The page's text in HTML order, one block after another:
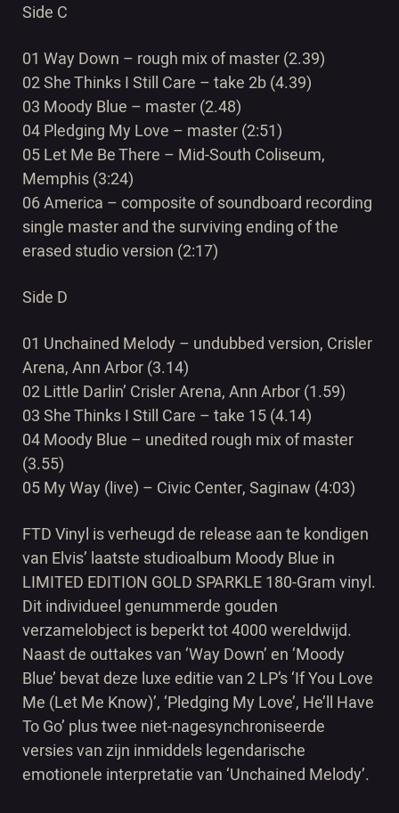
Side C
01 Way Down – rough mix of master (2.39)
02 She Thinks I Still Care – take 2b (4.39)
03 Moody Blue – master (2.48)
04 Pledging My Love – master (2:51)
05 Let Me Be There – Mid-South Coliseum,
Memphis (3:24)
06 America – composite of soundboard recording
single master and the surviving ending of the
erased studio version (2:17)
Side D
01 Unchained Melody – undubbed version, Crisler
Arena, Ann Arbor (3.14)
02 Little Darlin’ Crisler Arena, Ann Arbor (1.59)
03 She Thinks I Still Care – take 15 (4.14)
04 Moody Blue – unedited rough mix of master
(3.55)
05 My Way (live) – Civic Center, Saginaw (4:03)
FTD Vinyl is verheugd de release aan te kondigen
van Elvis’ laatste studioalbum Moody Blue in
LIMITED EDITION GOLD SPARKLE 180-Gram vinyl.
Dit individueel genummerde gouden
verzamelobject is beperkt tot 4000 wereldwijd.
Naast de outtakes van ‘Way Down’ en ‘Moody
Blue’ bevat deze luxe editie van 2 LP’s ‘If You Love
Me (Let Me Know)’, ‘Pledging My Love’, He’ll Have
To Go’ plus twee niet-nagesynchroniseerde
versies van zijn inmiddels legendarische
emotionele interpretatie van ‘Unchained Melody’.